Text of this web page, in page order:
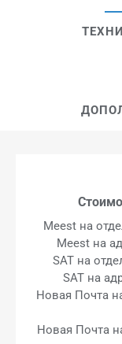
Meest на
Meest на
SAT на
SAT на
Новая Почта
Новая Почта